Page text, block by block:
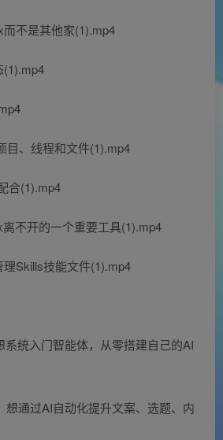
不是其他家(1).mp4
(1).mp4
目、线程和文件(1).mp4
合(1).mp4
不开的一个重要工具(1).mp4
Skills技能文件(1).mp4
系统入门智能体，从零搭建自己的AI
想通过AI自动化提升文案、选题、内